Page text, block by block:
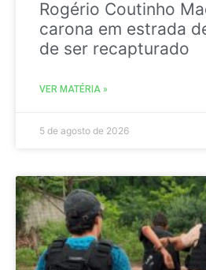
Rogério Coutinho
carona em estrada
de ser recapturado
VER MATÉRIA »
5 de agosto de 2026